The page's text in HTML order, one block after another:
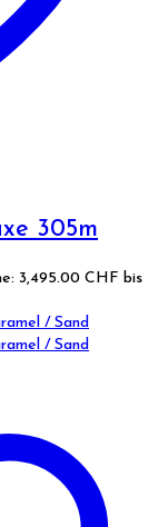
305m
3,495.00 CHF bis